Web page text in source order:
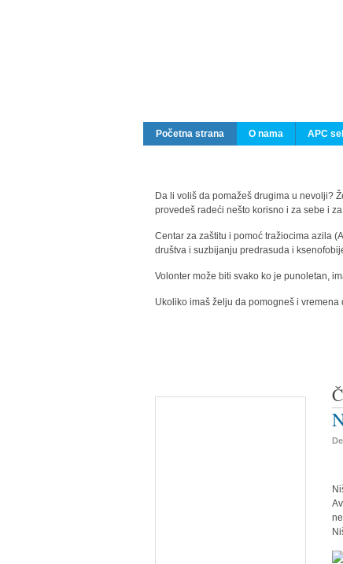
Početna strana
O nama APC
Da li voliš da pomažeš drugima u nevolji?
provedeš radeći nešto korisno i za sebe i
Centar za zaštitu i pomoć tražiocima azila
društva i suzbijanju predrasuda i
Volonter može biti svako ko je punoletan,
Ukoliko imaš želju da pomogneš i